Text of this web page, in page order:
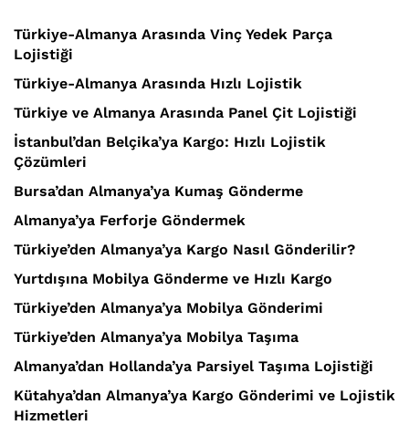
Türkiye-Almanya Arasında Vinç Yedek Parça
Lojistiği
Türkiye-Almanya Arasında Hızlı Lojistik
Türkiye ve Almanya Arasında Panel Çit Lojistiği
İstanbul’dan Belçika’ya Kargo: Hızlı Lojistik
Çözümleri
Bursa’dan Almanya’ya Kumaş Gönderme
Almanya’ya Ferforje Göndermek
Türkiye’den Almanya’ya Kargo Nasıl Gönderilir?
Yurtdışına Mobilya Gönderme ve Hızlı Kargo
Türkiye’den Almanya’ya Mobilya Gönderimi
Türkiye’den Almanya’ya Mobilya Taşıma
Almanya’dan Hollanda’ya Parsiyel Taşıma Lojistiği
Kütahya’dan Almanya’ya Kargo Gönderimi ve Lojistik
Hizmetleri